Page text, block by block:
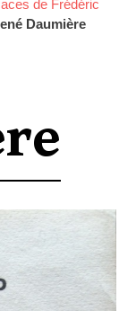
de Frédéric
Daumière